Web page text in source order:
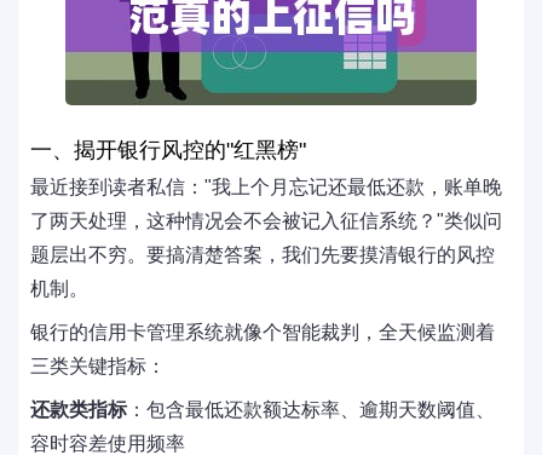
一、揭开银行风控的"红黑榜"
最近接到读者私信："我上个月忘记还最低还款，账单晚
了两天处理，这种情况会不会被记入征信系统？"类似问
题层出不穷。要搞清楚答案，我们先要摸清银行的风控
机制。
银行的信用卡管理系统就像个智能裁判，全天候监测着
三类关键指标：
还款类指标：包含最低还款额达标率、逾期天数阈值、
容时容差使用频率